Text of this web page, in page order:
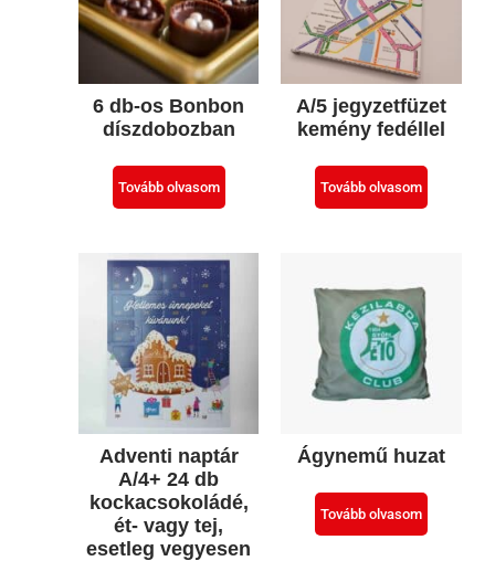
6 db-os Bonbon
díszdobozban
Tovább olvasom
A/5 jegyzetfüzet
kemény fedéllel
Tovább olvasom
Adventi naptár
A/4+ 24 db
kockacsokoládé,
ét- vagy tej,
esetleg vegyesen
Ágynemű huzat
Tovább olvasom